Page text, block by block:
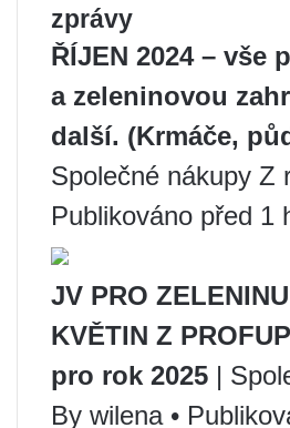
zprávy
ŘÍJEN 2024 – vše
a zeleninovou
další. (Krmáče,
Společné nákupy Z
Publikováno před 1
JV PRO
KVĚTIN Z
pro rok 2025 |
By wilena •